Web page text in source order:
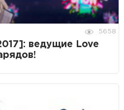
5658
ведущие Love